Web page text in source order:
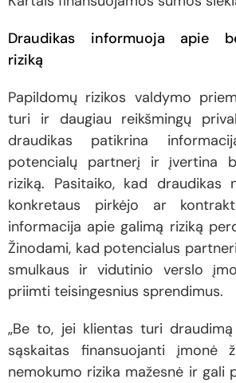
Draudikas informuoja apie
riziką
Papildomų rizikos valdymo
turi ir daugiau reikšmingų
draudikas patikrina
potencialų partnerį ir įvertina
riziką. Pasitaiko, kad draudikas
konkretaus pirkėjo ar
informacija apie galimą riziką
Žinodami, kad potencialus
smulkaus ir vidutinio verslo
priimti teisingesnius sprendimus.
„Be to, jei klientas turi
sąskaitas finansuojanti įmonė
nemokumo rizika mažesnė ir gali